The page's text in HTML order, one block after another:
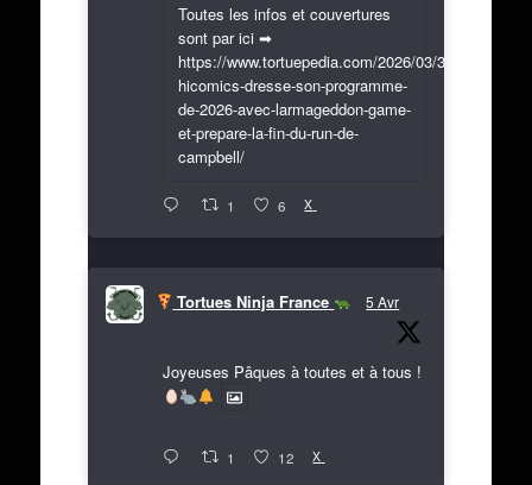
Toutes les infos et couvertures
sont par ici ➡
https://www.tortuepedia.com/2026/03/31/exclusif-
hicomics-dresse-son-programme-
de-2026-avec-larmageddon-game-
et-prepare-la-fin-du-run-de-
campbell/
1 6 X
Tortues Ninja France 5 Avr
Joyeuses Pâques à toutes et à tous !
1 12 X